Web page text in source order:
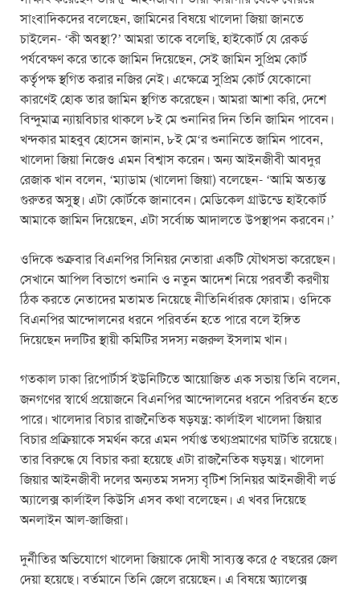
সাংবাদিকদের বলেছেন, জামিনের বিষয়ে খালেদা জিয়া জানতে
চাইলেন- ‘কী অবস্থা?’ আমরা তাকে বলেছি, হাইকোর্ট যে রেকর্ড
পর্যবেক্ষণ করে তাকে জামিন দিয়েছেন, সেই জামিন সুপ্রিম কোর্ট
কর্তৃৃপক্ষ স্থগিত করার নজির নেই। এক্ষেত্রে সুপ্রিম কোর্ট যেকোনো
কারণেই হোক তার জামিন স্থগিত করেছেন। আমরা আশা করি, দেশে
বিন্দুমাত্র ন্যায়বিচার থাকলে ৮ই মে শুনানির দিন তিনি জামিন পাবেন।
খন্দকার মাহবুব হোসেন জানান, ৮ই মে‘র শুনানিতে জামিন পাবেন,
খালেদা জিয়া নিজেও এমন বিশ্বাস করেন। অন্য আইনজীবী আবদুর
রেজাক খান বলেন, ‘ম্যাডাম (খালেদা জিয়া) বলেছেন- ‘আমি অত্যন্ত
গুরুতর অসুস্থ। এটা কোর্টকে জানাবেন। মেডিকেল গ্রাউন্ডে হাইকোর্ট
আমাকে জামিন দিয়েছেন, এটা সর্বোচ্চ আদালতে উপস্থাপন করবেন।’
ওদিকে শুক্রবার বিএনপির সিনিয়র নেতারা একটি যৌথসভা করেছেন।
সেখানে আপিল বিভাগে শুনানি ও নতুন আদেশ নিয়ে পরবর্তী করণীয়
ঠিক করতে নেতাদের মতামত নিয়েছে নীতিনির্ধারক ফোরাম। ওদিকে
বিএনপির আন্দোলনের ধরনে পরিবর্তন হতে পারে বলে ইঙ্গিত
দিয়েছেন দলটির স্থায়ী কমিটির সদস্য নজরুল ইসলাম খান।
গতকাল ঢাকা রিপোর্টার্স ইউনিটিতে আয়োজিত এক সভায় তিনি বলেন,
জনগণের স্বার্থে প্রয়োজনে বিএনপির আন্দোলনের ধরনে পরিবর্তন হতে
পারে। খালেদার বিচার রাজনৈতিক ষড়যন্ত্র: কার্লাইল খালেদা জিয়ার
বিচার প্রক্রিয়াকে সমর্থন করে এমন পর্যাপ্ত তথ্যপ্রমাণের ঘাটতি রয়েছে।
তার বিরুদ্ধে যে বিচার করা হয়েছে এটা রাজনৈতিক ষড়যন্ত্র। খালেদা
জিয়ার আইনজীবী দলের অন্যতম সদস্য বৃটিশ সিনিয়র আইনজীবী লর্ড
অ্যালেক্স কার্লাইল কিউসি এসব কথা বলেছেন। এ খবর দিয়েছে
অনলাইন আল-জাজিরা।
দুর্নীতির অভিযোগে খালেদা জিয়াকে দোষী সাব্যস্ত করে ৫ বছরের জেল
দেয়া হয়েছে। বর্তমানে তিনি জেলে রয়েছেন। এ বিষয়ে অ্যালেক্স